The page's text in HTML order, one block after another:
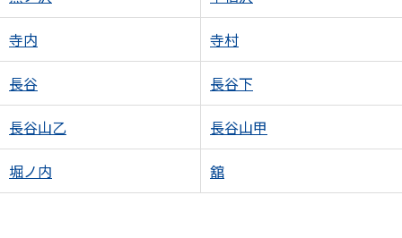
寺内 寺村
長谷 長谷下
長谷山乙 長谷山甲
堀ノ内 舘